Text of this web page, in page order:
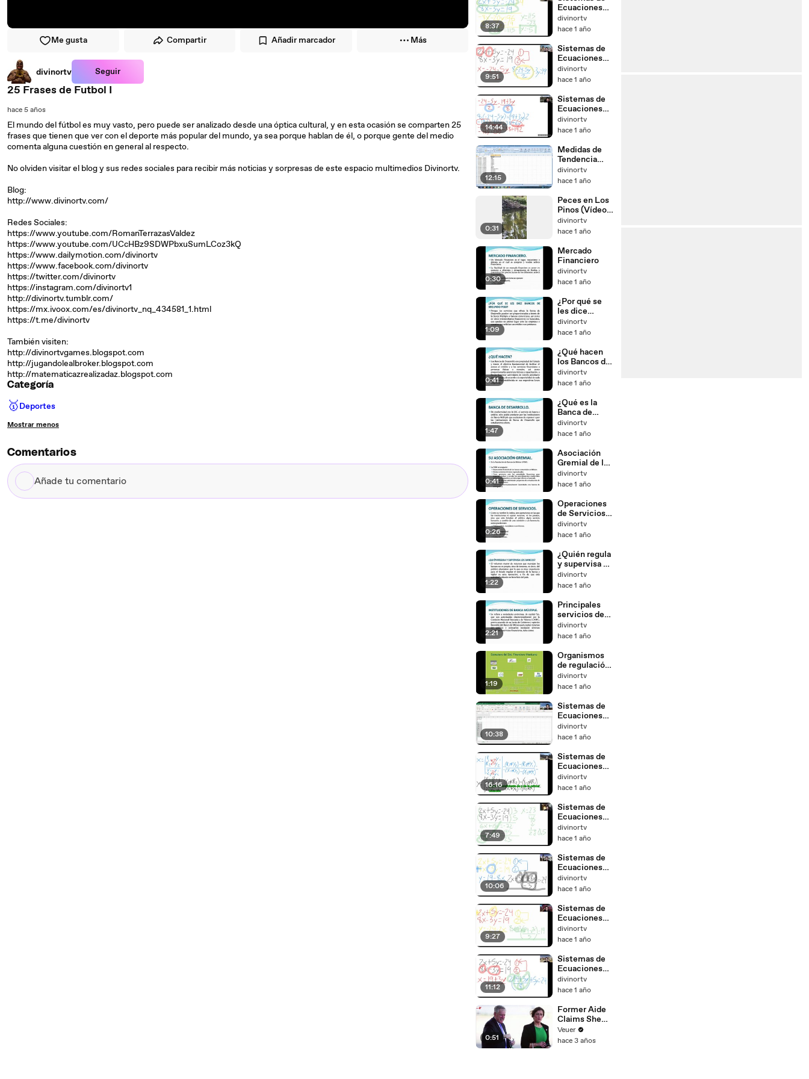
Me gusta Compartir Añadir marcador Más
divinortv Seguir
25 Frases de Futbol I
hace 5 años
El mundo del fútbol es muy vasto, pero puede ser analizado desde una óptica cultural, y en esta ocasión se comparten 25
frases que tienen que ver con el deporte más popular del mundo, ya sea porque hablan de él, o porque gente del medio
comenta alguna cuestión en general al respecto.
No olviden visitar el blog y sus redes sociales para recibir más noticias y sorpresas de este espacio multimedios Divinortv.
Blog:
http://www.divinortv.com/
Redes Sociales:
https://www.youtube.com/RomanTerrazasValdez
https://www.youtube.com/UCcHBz9SDWPbxuSumLCoz3kQ
https://www.dailymotion.com/divinortv
https://www.facebook.com/divinortv
https://twitter.com/divinortv
https://instagram.com/divinortv1
http://divinortv.tumblr.com/
https://mx.ivoox.com/es/divinortv_nq_434581_1.html
https://t.me/divinortv
También visiten:
http://divinortvgames.blogspot.com
http://jugandolealbroker.blogspot.com
http://matematicazrealizadaz.blogspot.com
Categoría
🥇Deportes
Mostrar menos
Comentarios
Añade
tu
8:37
Ecuaciones
Lineales con
dos
Suma y Resta.
Caso de las x
divinortv
hace 1 año
9:51
Sistemas de
Ecuaciones
Lineales con
dos
Sustitución.
Caso x1
divinortv
hace 1 año
14:44
Sistemas de
Ecuaciones
Lineales con
dos
Igualación.
Caso de las x
divinortv
hace 1 año
12:15
Medidas de
Tendencia
Central y
Dispersión
divinortv
hace 1 año
0:31
Peces en Los
Pinos (Vídeo
65)
divinortv
hace 1 año
0:30
Mercado
Financiero
divinortv
hace 1 año
1:09
¿Por qué se
les dice
Bancos de
Segundo
divinortv
hace 1 año
0:41
¿Qué hacen
los Bancos de
Desarrollo?
divinortv
hace 1 año
1:47
¿Qué es la
Banca de
Desarrollo
divinortv
hace 1 año
0:41
Asociación
Gremial de las
Instituciones
de Banca
divinortv
hace 1 año
0:26
Operaciones
de Servicios
de las
Instituciones
Múltiple
divinortv
hace 1 año
1:22
¿Quién regula
y supervisa a
los bancos?
divinortv
hace 1 año
2:21
Principales
servicios de
las
Instituciones
Múltiple
divinortv
hace 1 año
1:19
Organismos
de regulación
del Sistema
Financiero
divinortv
hace 1 año
10:38
Sistemas de
Ecuaciones
Lineales con
dos
Método
gráfico
divinortv
hace 1 año
16:16
Sistemas de
Ecuaciones
Lineales con
dos
Determinante
s
divinortv
hace 1 año
7:49
Sistemas de
Ecuaciones
Lineales con
dos
Suma y Resta.
Caso de las y
divinortv
hace 1 año
10:06
Sistemas de
Ecuaciones
Lineales con
dos
Sustitución.
Caso y2
divinortv
hace 1 año
9:27
Sistemas de
Ecuaciones
Lineales con
dos
Sustitución.
Caso y1
divinortv
hace 1 año
11:12
Sistemas de
Ecuaciones
Lineales con
dos
Sustitución.
Caso x2
divinortv
hace 1 año
0:51
Former Aide
Claims She
Was Asked to
Make a ‘Hit
Veuer
hace 3 años